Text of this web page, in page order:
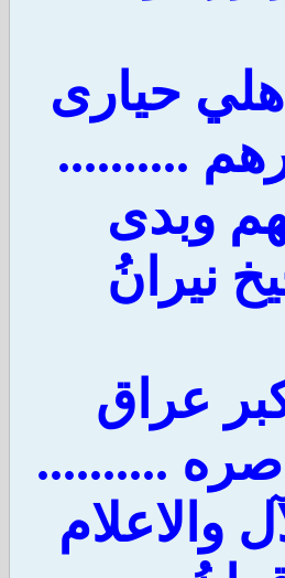
حيارى
..........
وبدى
نيرانُ
عراق
..........
والاعلام